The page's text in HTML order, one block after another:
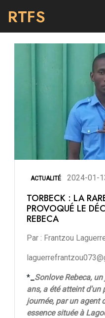
RTFS
ACTUALITÉ 2024-01-
TORBECK : LA
PROVOQUÉ LE
REBECA
Par : Frantzou
* Sonlove Rebeca,
ans, a été atteint d'un
journée, par un agent
essence située à